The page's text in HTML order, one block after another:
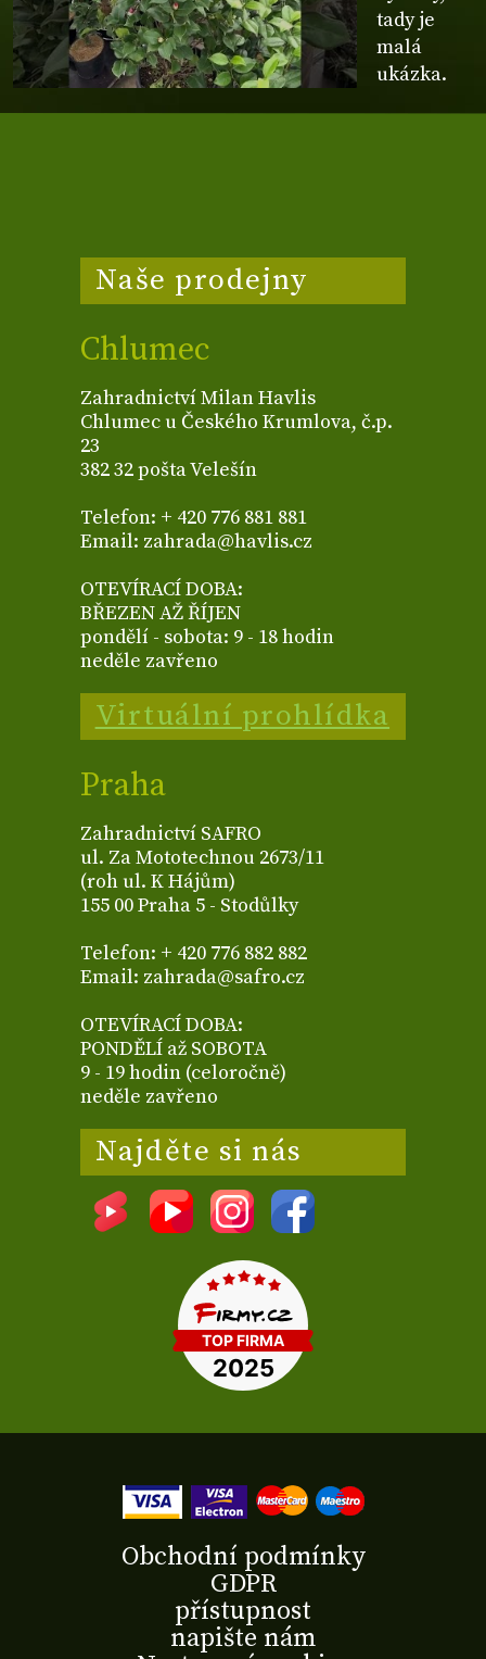
tady je
malá
ukázka.
Naše prodejny
Chlumec
Zahradnictví Milan Havlis
Chlumec u Českého Krumlova, č.p.
23
382 32 pošta Velešín
Telefon: + 420 776 881 881
Email: zahrada@havlis.cz
OTEVÍRACÍ DOBA:
BŘEZEN AŽ ŘÍJEN
pondělí - sobota: 9 - 18 hodin
neděle zavřeno
Virtuální prohlídka
Praha
Zahradnictví SAFRO
ul. Za Mototechnou 2673/11
(roh ul. K Hájům)
155 00 Praha 5 - Stodůlky
Telefon: + 420 776 882 882
Email: zahrada@safro.cz
OTEVÍRACÍ DOBA:
PONDĚLÍ až SOBOTA
9 - 19 hodin (celoročně)
neděle zavřeno
Najděte si nás
Obchodní podmínky
GDPR
přístupnost
napište nám